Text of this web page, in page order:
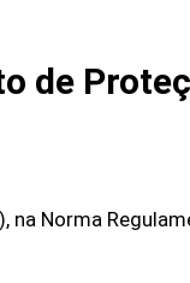
de
na Norma